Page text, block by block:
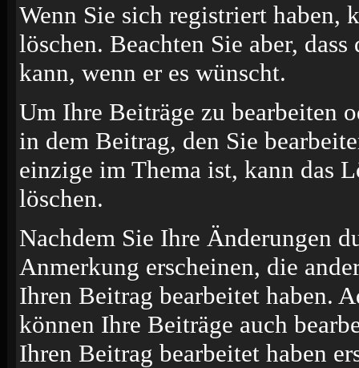
Wenn Sie sich registriert haben,
löschen. Beachten Sie aber,
kann, wenn er es wünscht.
Um Ihre Beiträge zu bearbeiten
in dem Beitrag, den Sie
einzige im Thema ist, kann das
löschen.
Nachdem Sie Ihre Änderungen
Anmerkung erscheinen, die
Ihren Beitrag bearbeitet haben.
können Ihre Beiträge auch
Ihren Beitrag bearbeitet haben